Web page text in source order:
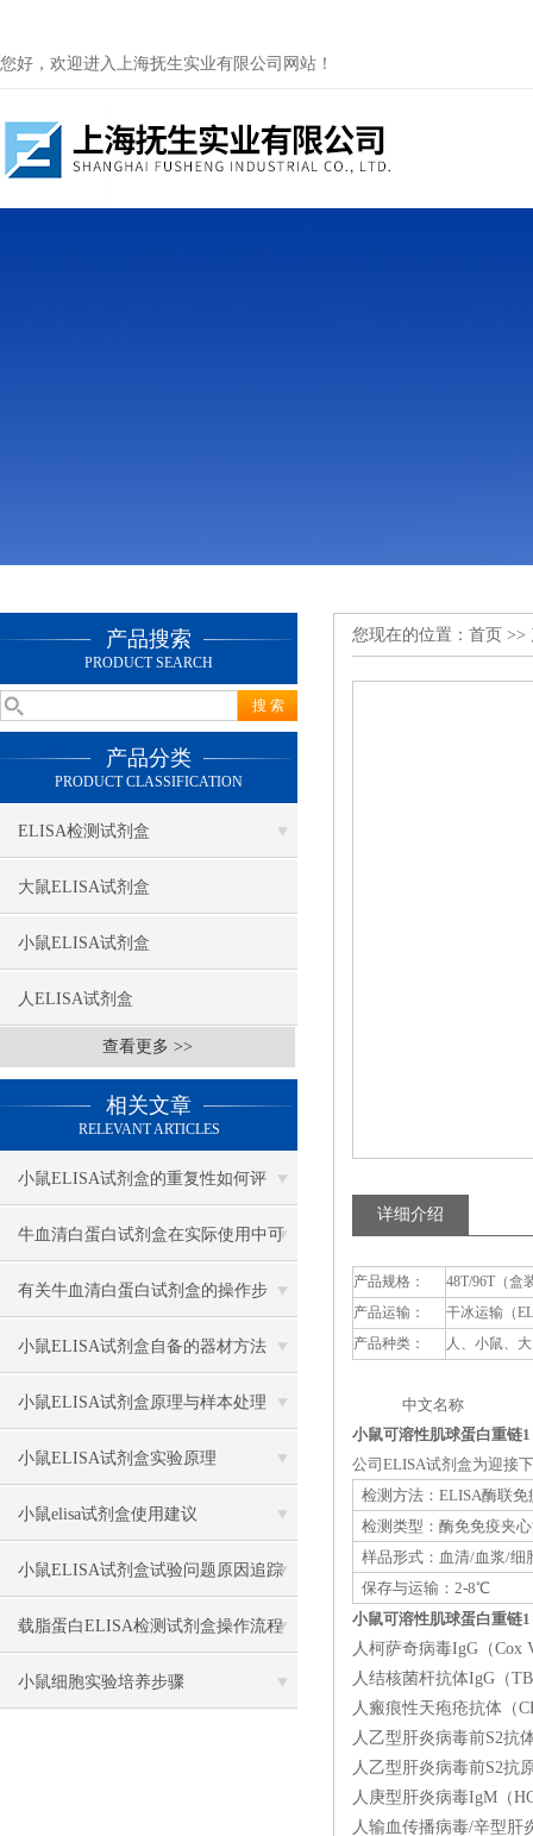
您好，欢迎进入上海抚生实业有限公司网站！
产品搜索
PRODUCT SEARCH
产品分类
PRODUCT CLASSIFICATION
ELISA检测试剂盒
大鼠ELISA试剂盒
小鼠ELISA试剂盒
人ELISA试剂盒
查看更多 >>
相关文章
RELEVANT ARTICLES
小鼠ELISA试剂盒的重复性如何评
估？
牛血清白蛋白试剂盒在实际使用中可
分为多种类型测定
有关牛血清白蛋白试剂盒的操作步
骤，以下有详细说明
小鼠ELISA试剂盒自备的器材方法
小鼠ELISA试剂盒原理与样本处理
小鼠ELISA试剂盒实验原理
小鼠elisa试剂盒使用建议
小鼠ELISA试剂盒试验问题原因追踪
载脂蛋白ELISA检测试剂盒操作流程
方法
小鼠细胞实验培养步骤
您现在的位置： 首页 >>
详细介绍
产品规格：
48T/96T（盒
产品运输：
干冰运输（
产品种类：
人、小鼠、
中文名称 英
小鼠可溶性肌球蛋白重链
公司ELISA试剂盒为迎接
检测方法：ELISA酶联免
检测类型：酶免免疫夹
样品形式：血清/血浆/细
保存与运输：2-8℃
小鼠可溶性肌球蛋白重链
人柯萨奇病毒IgG（
人结核菌杆抗体IgG（
人瘢痕性天疱疮抗体（
人乙型肝炎病毒前S2抗
人乙型肝炎病毒前S2抗
人庚型肝炎病毒IgM（
人输血传播病毒/辛型肝